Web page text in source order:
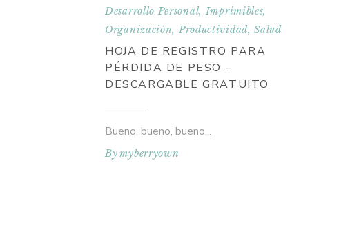
Desarrollo Personal,Imprimibles,
Organización, Productividad,Salud
HOJA DE REGISTRO PARA
PÉRDIDA DE PESO –
DESCARGABLE GRATUITO
Bueno, bueno, bueno
Bymyberryown